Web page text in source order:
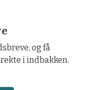
og få
i indbakken.